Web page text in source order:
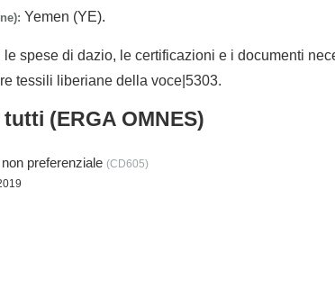
Yemen (YE).
le spese di dazio, le certificazioni e i documenti
tessili liberiane della voce|5303.
(ERGA OMNES)
preferenziale (CD605)